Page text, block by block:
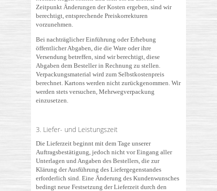
Zeitpunkt Änderungen der Kosten ergeben, sind wir
berechtigt, entsprechende Preiskorrekturen
vorzunehmen.
Bei nachträglicher Einführung oder Erhebung
öffentlicher Abgaben, die die Ware oder ihre
Versendung betreffen, sind wir berechtigt, diese
Abgaben dem Besteller in Rechnung zu stellen.
Verpackungsmaterial wird zum Selbstkostenpreis
berechnet. Kartons werden nicht zurückgenommen. Wir
werden stets versuchen, Mehrwegverpackung
einzusetzen.
3. Liefer- und Leistungszeit
Die Lieferzeit beginnt mit dem Tage unserer
Auftragsbestätigung, jedoch nicht vor Eingang aller
Unterlagen und Angaben des Bestellers, die zur
Klärung der Ausführung des Liefergegenstandes
erforderlich sind. Eine Änderung des Kundenwunsches
bedingt neue Festsetzung der Lieferzeit durch den